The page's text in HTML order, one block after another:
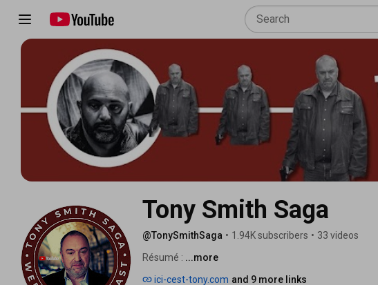
Tony Smith Saga
@TonySmithSaga • 1.94K subscribers • 33 videos
Résumé : ...more
ici-cest-tony.com and 9 more links